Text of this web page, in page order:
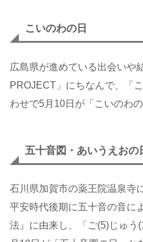
こいのわの日
広島県が進めている出会いや
PROJECT」にちなんで、「
わせで5月10日が「こいのわ
五十音図・あいうえおの
石川県加賀市の薬王院温泉寺
平安時代後期に五十音の音に
法』に由来し、「ご(5)じゅう